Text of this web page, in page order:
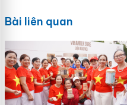
Bài liên quan